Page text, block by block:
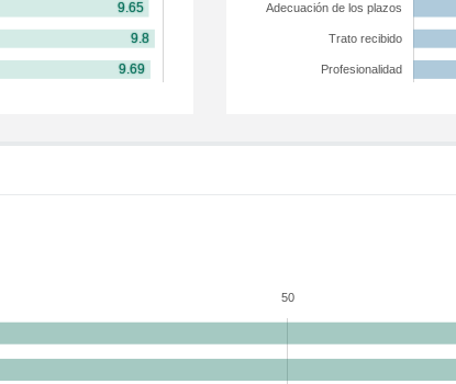
Adecuación de los plazos
Trato recibido
Profesionalidad
50